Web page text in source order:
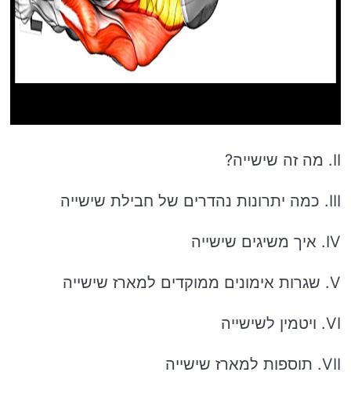
II. מה זה שישייה?
III. כמה יתרונות נהדרים של חבילת שישייה
IV. איך משיגים שישייה
V. שגרות אימונים ממוקדים למארז שישייה
VI. ויטמין לשישייה
VII. תוספות למארז שישייה